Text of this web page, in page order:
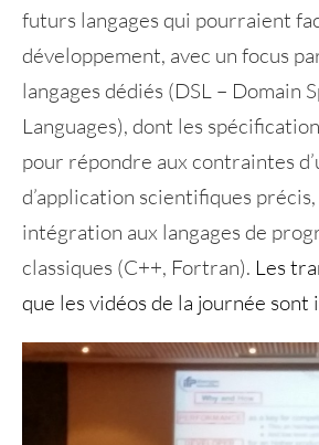
futurs langages qui pourraient
développement, avec un focus
langages dédiés (DSL – Domain
Languages), dont les
pour répondre aux contraintes
d’application scientifiques
intégration aux langages de
classiques (C++, Fortran). Les
que les vidéos de la journée sont